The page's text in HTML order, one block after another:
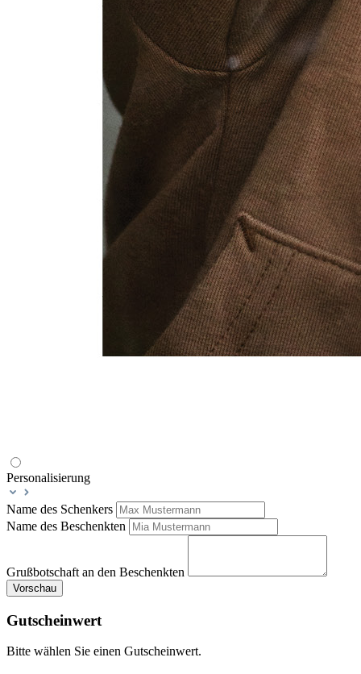
Personalisierung
Name des Schenkers
Name des Beschenkten
Grußbotschaft an den Beschenkten
Vorschau
Gutscheinwert
Bitte wählen Sie einen Gutscheinwert.